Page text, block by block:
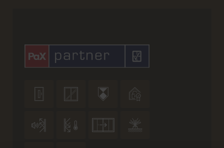
  
   